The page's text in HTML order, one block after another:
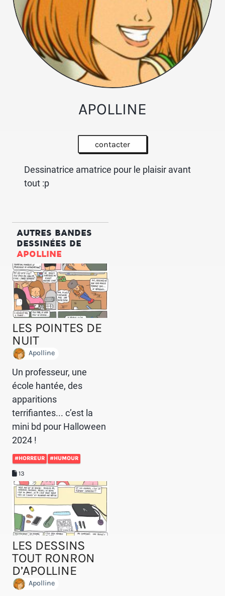
APOLLINE
contacter
Dessinatrice amatrice pour le plaisir avant
tout :p
AUTRES BANDES
DESSINÉES DE
APOLLINE
LES POINTES DE
NUIT
Apolline
Un professeur, une
école hantée, des
apparitions
terrifiantes... c’est la
mini bd pour Halloween
2024 !
#HORREUR #HUMOUR
13
LES DESSINS
TOUT RONRON
D’APOLLINE
Apolline